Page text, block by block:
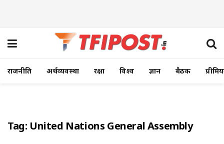
राजनीति अर्थव्यवस्था रक्षा विश्व ज्ञान बैठक
Tag: United Nations General Assembly